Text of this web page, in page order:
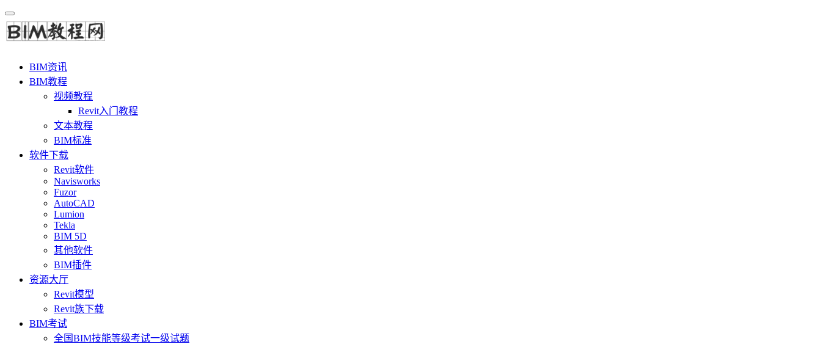
BIM资讯
BIM教程
视频教程
Revit入门教程
文本教程
BIM标准
软件下载
Revit软件
Navisworks
Fuzor
AutoCAD
Lumion
Tekla
BIM 5D
其他软件
BIM插件
资源大厅
Revit模型
Revit族下载
BIM考试
全国BIM技能等级考试一级试题